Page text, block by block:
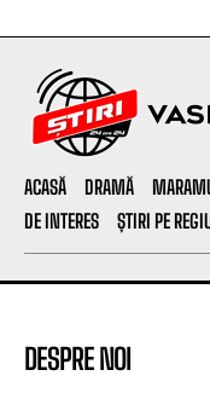
ACASĂ DRAMĂ
DE INTERES
ȘTIRI PE
DESPRE NOI